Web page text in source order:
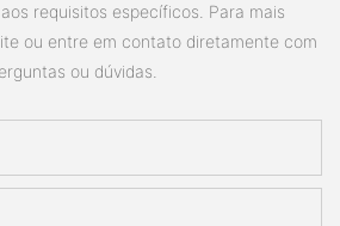
requisitos específicos. Para mais
ou entre em contato diretamente com
ou dúvidas.